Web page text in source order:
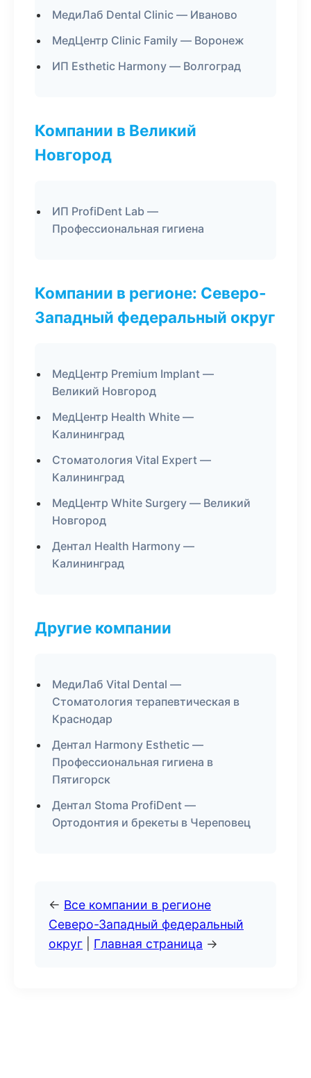
МедиЛаб Dental Clinic — Иваново
МедЦентр Clinic Family — Воронеж
ИП Esthetic Harmony — Волгоград
Компании в Великий
Новгород
ИП ProfiDent Lab —
Профессиональная гигиена
Компании в регионе: Северо-
Западный федеральный округ
МедЦентр Premium Implant —
Великий Новгород
МедЦентр Health White —
Калининград
Стоматология Vital Expert —
Калининград
МедЦентр White Surgery — Великий
Новгород
Дентал Health Harmony —
Калининград
Другие компании
МедиЛаб Vital Dental —
Стоматология терапевтическая в
Краснодар
Дентал Harmony Esthetic —
Профессиональная гигиена в
Пятигорск
Дентал Stoma ProfiDent —
Ортодонтия и брекеты в Череповец
← Все компании в регионе
Северо-Западный федеральный
округ
Главная страница →